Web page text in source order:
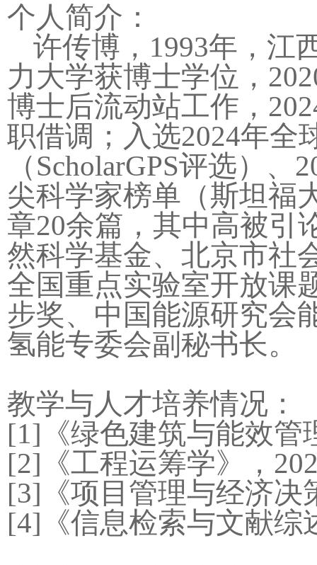
个人简介：
许传博， 1993年，江
力大学获博士学位，
博士后流动站工作，
职借调；入选2024年全
（ScholarGPS评选）、
尖科学家榜单（斯坦福
章20余篇，其中高被引
然科学基金、北京市社
全国重点实验室开放课
步奖、中国能源研究会
氢能专委会副秘书长。
教学与人才培养情况：
[1] 《绿色建筑与能效
[2] 《工程运筹学》，
[3] 《项目管理与经济决
[4] 《信息检索与文献综